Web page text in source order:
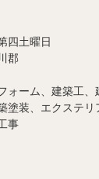
四土曜日
郡
ォーム、建築工、
塗装、エクステ
事